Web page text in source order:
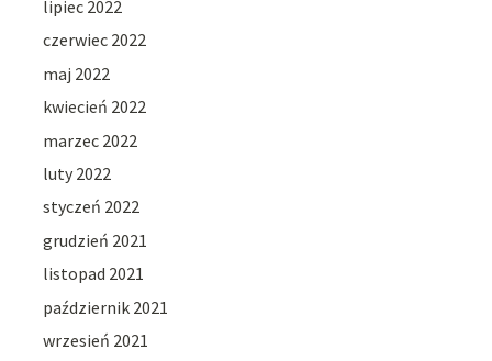
lipiec 2022
czerwiec 2022
maj 2022
kwiecień 2022
marzec 2022
luty 2022
styczeń 2022
grudzień 2021
listopad 2021
październik 2021
wrzesień 2021